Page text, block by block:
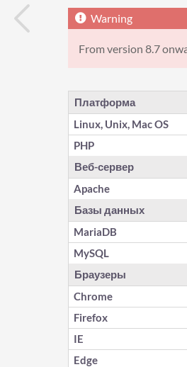
From version 8.7
Платформа
Linux, Unix, Mac OS
PHP
Веб-сервер
Apache
Базы данных
MariaDB
MySQL
Браузеры
Chrome
Firefox
IE
Edge